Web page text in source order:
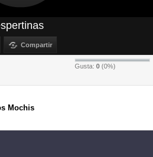
Compartir
Gusta: 0 (0%)
Mochis